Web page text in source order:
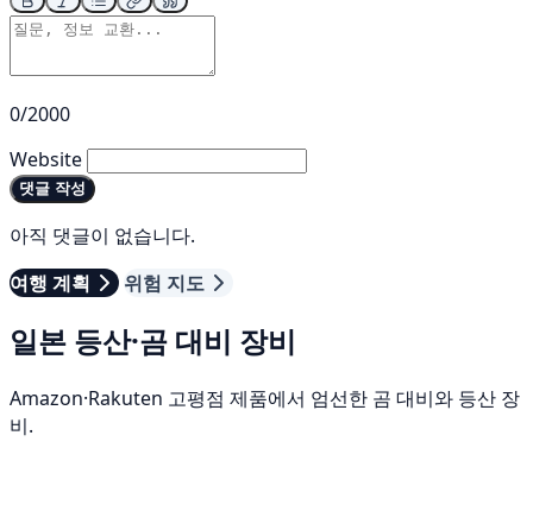
0/2000
Website
댓글 작성
아직 댓글이 없습니다.
여행 계획
위험 지도
일본 등산·곰 대비 장비
Amazon·Rakuten 고평점 제품에서 엄선한 곰 대비와 등산 장
비.